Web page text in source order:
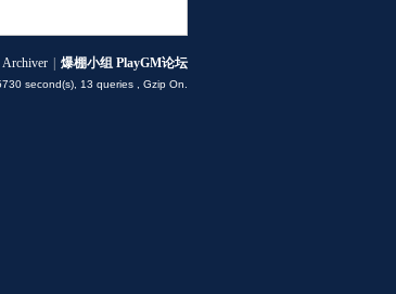
Archiver 爆棚小组 PlayGM论坛
second(s), 13 queries , Gzip On.